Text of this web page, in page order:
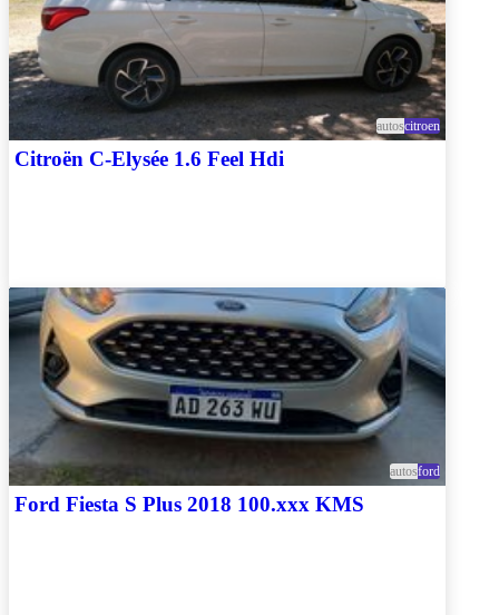
autoscitroen
Citroën C-Elysée 1.6 Feel Hdi
autosford
Ford Fiesta S Plus 2018 100.xxx KMS